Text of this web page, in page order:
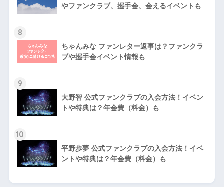
やファンクラブ、握手会、会えるイベントも
8
ちゃんみな ファンレター返事は？ファンクラ
ブや握手会イベント情報も
9
大野智 公式ファンクラブの入会方法！イベン
トや特典は？年会費（料金）も
10
平野歩夢 公式ファンクラブの入会方法！イベ
ントや特典は？年会費（料金）も